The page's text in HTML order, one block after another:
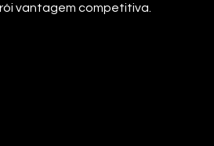
vantagem competitiva.